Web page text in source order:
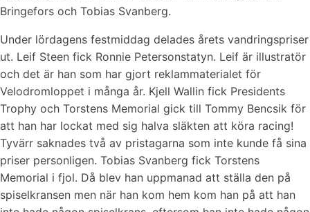
Bringefors och Tobias Svanberg.
Under lördagens festmiddag delades årets vandringspriser
ut. Leif Steen fick Ronnie Petersonstatyn. Leif är illustratör
och det är han som har gjort reklammaterialet för
Velodromloppet i många år. Kjell Wallin fick Presidents
Trophy och Torstens Memorial gick till Tommy Bencsik för
att han har lockat med sig halva släkten att köra racing!
Tyvärr saknades två av pristagarna som inte kunde få sina
priser personligen. Tobias Svanberg fick Torstens
Memorial i fjol. Då blev han uppmanad att ställa den på
spiselkransen men när han kom hem kom han på att han